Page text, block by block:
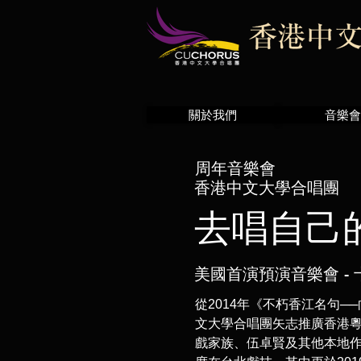
關於我們 音樂會
周年音樂會
香港中文大學合唱團
去唱自己
美國首演預演音樂會 -
從2014年《不朽香江名句
文大學合唱團矢志推廣香港
戲家族、伍卓賢及其他本地